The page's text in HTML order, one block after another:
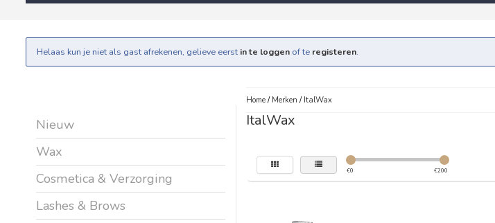
Helaas kun je niet als gast afrekenen, gelieve eerst in te loggen of te registeren.
Nieuw
Wax
Cosmetica & Verzorging
Lashes & Brows
Home/ Merken / ItalWax
ItalWax
€0 €200